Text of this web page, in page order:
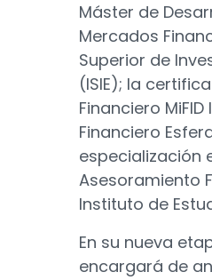
Máster de
Mercados
Superior de
(ISIE); la
Financiero
Financiero
especialización
Asesoramiento
Instituto de
En su nueva
encargará de